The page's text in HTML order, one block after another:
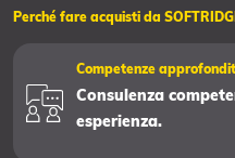
Perché fare acquisti da
Competenze
Consulenza
esperienza.